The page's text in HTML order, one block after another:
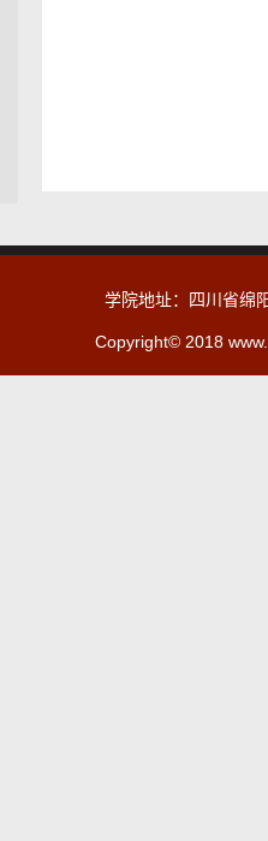
学院地址：四川省绵
Copyright© 2018